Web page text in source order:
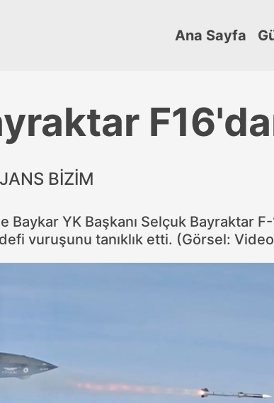
Ana Sayfa
BİZİM
Baykar YK Başkanı Selçuk Bayraktar
vuruşunu tanıklık etti. (Görsel: